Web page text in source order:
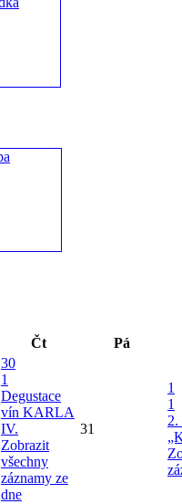
Čt Pá
30
1
Degustace
vín KARLA
IV.
Zobrazit
všechny
záznamy ze
dne
31
1
1
2.